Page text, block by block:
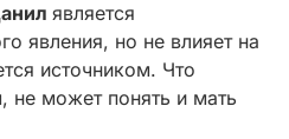
является
явления, но не влияет на
источником. Что
не может понять и мать